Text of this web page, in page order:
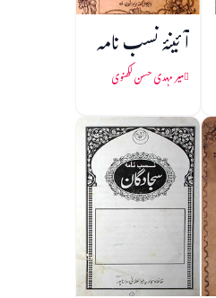
آئینۂ نسب نامہ
میر مہدی حسن لکھنوی